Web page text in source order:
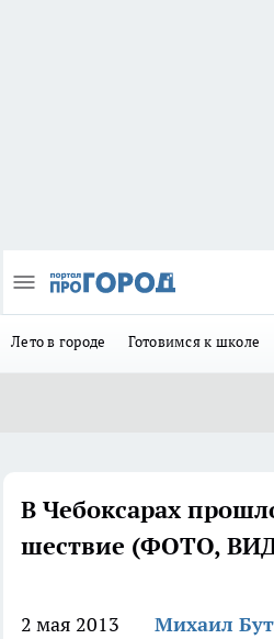
Лето в городе Готовимся к школе
В Чебоксарах
шествие (ФОТО,
2 мая 2013 Михаил